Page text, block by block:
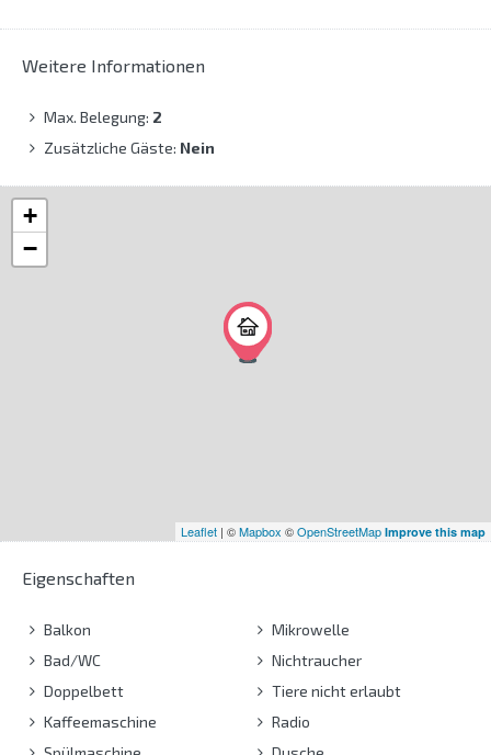
Weitere Informationen
Max. Belegung: 2
Zusätzliche Gäste: Nein
+
−
Leaflet | ©Mapbox ©OpenStreetMap Improve this map
Eigenschaften
Balkon
Bad/WC
Doppelbett
Kaffeemaschine
Mikrowelle
Nichtraucher
Tiere nicht erlaubt
Radio